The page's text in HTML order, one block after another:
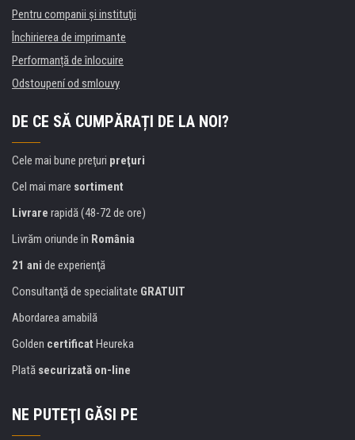
Pentru companii și instituţii
Închirierea de imprimante
Performanță de înlocuire
Odstoupení od smlouvy
DE CE SĂ CUMPĂRAȚI DE LA NOI?
Cele mai bune preţuri preţuri
Cel mai mare sortiment
Livrare rapidă (48-72 de ore)
Livrăm oriunde în România
21 ani de experienţă
Consultanţă de specialitate GRATUIT
Abordarea amabilă
Golden certificat Heureka
Plată securizată on-line
NE PUTEŢI GĂSI PE